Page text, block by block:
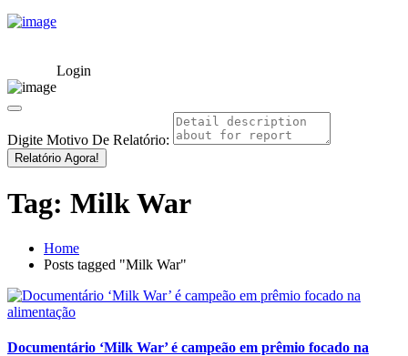
Login
Digite Motivo De Relatório:
Relatório Agora!
Tag: Milk War
Home
Posts tagged "Milk War"
Documentário ‘Milk War’ é campeão em prêmio focado na